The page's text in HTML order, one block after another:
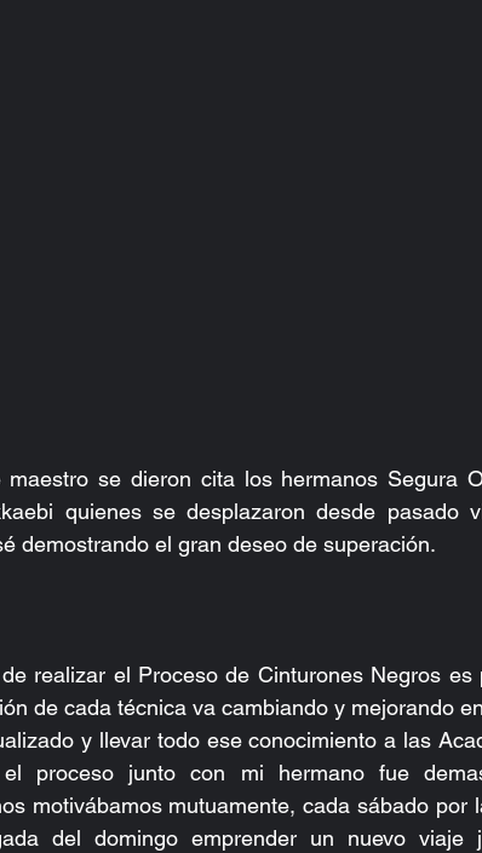
maestro se dieron cita los hermanos Segura
quienes se desplazaron desde pasado
demostrando el gran deseo de superación.
realizar el Proceso de Cinturones Negros
de cada técnica va cambiando y mejorando
y llevar todo ese conocimiento a las
proceso junto con mi hermano fue
motivábamos mutuamente, cada sábado por
del domingo emprender un nuevo viaje